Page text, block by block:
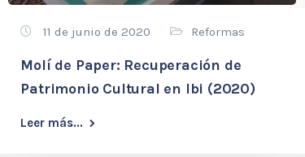
11 de junio de 2020 Reformas
Molí de Paper: Recuperación de
Patrimonio Cultural en Ibi (2020)
Leer más...